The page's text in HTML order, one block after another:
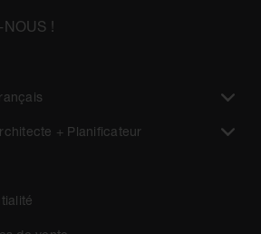
NOUS !
+ Planificateur